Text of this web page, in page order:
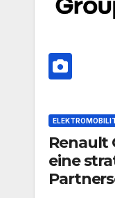
Renault
eine